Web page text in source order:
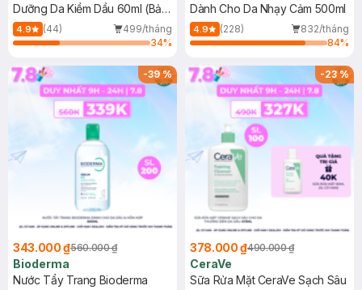
Dưỡng Da Kiềm Dầu 60ml (Bản
Mới)
4.9 (44)
499/tháng
34%
Dành Cho Da Nhạy Cảm 500ml
4.9 (228)
832/tháng
84%
-39%
343.000 ₫560.000 ₫
Bioderma
Nước Tẩy Trang Bioderma
-23%
378.000 ₫490.000 ₫
CeraVe
Sữa Rửa Mặt CeraVe Sạch Sâu